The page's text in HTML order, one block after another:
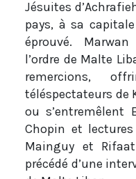
Jésuites
pays, à sa
éprouvé.
l’ordre de Malte
remercions,
téléspectateurs de
ou s’entremêlent
Chopin et
Mainguy et
précédé d’une